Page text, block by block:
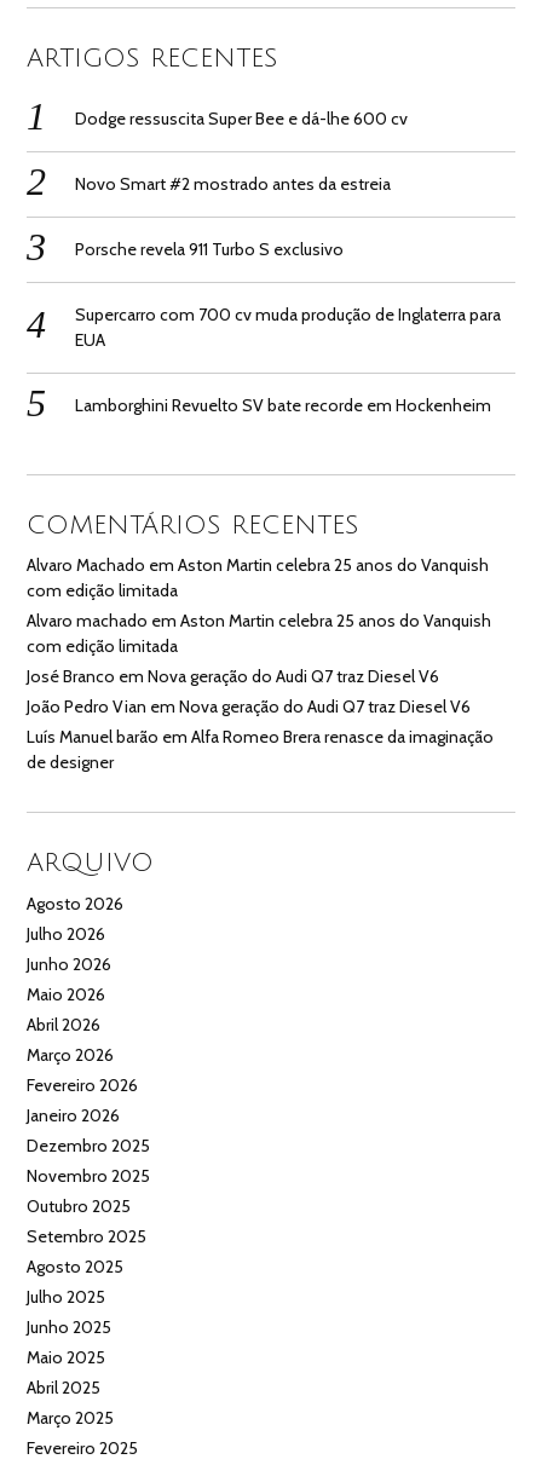
ARTIGOS RECENTES
Dodge ressuscita Super Bee e dá-lhe 600 cv
Novo Smart #2 mostrado antes da estreia
Porsche revela 911 Turbo S exclusivo
Supercarro com 700 cv muda produção de Inglaterra para
EUA
Lamborghini Revuelto SV bate recorde em Hockenheim
COMENTÁRIOS RECENTES
Alvaro Machado emAston Martin celebra 25 anos do Vanquish
com edição limitada
Alvaro machado emAston Martin celebra 25 anos do Vanquish
com edição limitada
José Branco emNova geração do Audi Q7 traz Diesel V6
João Pedro Vian emNova geração do Audi Q7 traz Diesel V6
Luís Manuel barão emAlfa Romeo Brera renasce da imaginação
de designer
ARQUIVO
Agosto 2026
Julho 2026
Junho 2026
Maio 2026
Abril 2026
Março 2026
Fevereiro 2026
Janeiro 2026
Dezembro 2025
Novembro 2025
Outubro 2025
Setembro 2025
Agosto 2025
Julho 2025
Junho 2025
Maio 2025
Abril 2025
Março 2025
Fevereiro 2025